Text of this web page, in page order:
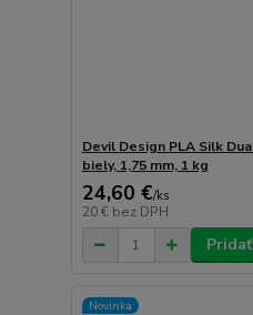
Devil Design PLA Silk
biely, 1,75 mm, 1 kg
24,60 €/ks
20 € bez DPH
Novinka